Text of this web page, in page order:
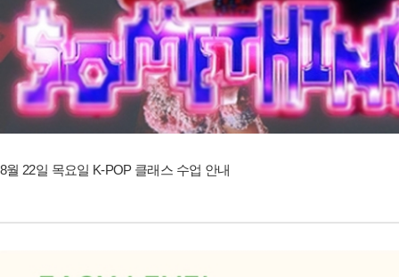
8월 22일 목요일 K-POP 클래스 수업 안내